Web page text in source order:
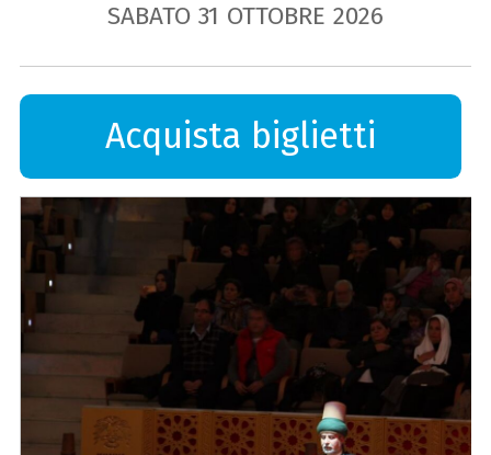
SABATO 31 OTTOBRE 2026
Acquista biglietti